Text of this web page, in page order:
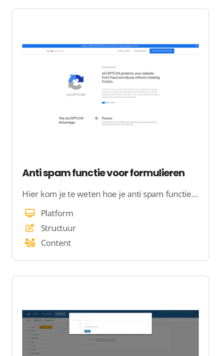
Anti spam functie voor formulieren
Hier kom je te weten hoe je anti spam functie voor formulieren instelt
Platform
Structuur
Content